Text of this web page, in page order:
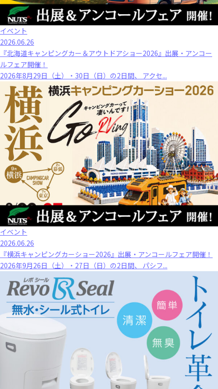
イベント
2026.06.26
『北海道キャンピングカー＆アウトドアショー2026』出展・アンコー
ルフェア開催！
2026年8月29日（土）・30日（日）の2日間、 アクセ...
イベント
2026.06.26
『横浜キャンピングカーショー2026』出展・アンコールフェア開催！
2026年9月26日（土）・27日（日）の2日間、 パシフ...